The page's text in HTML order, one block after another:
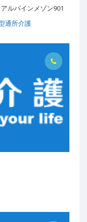
ルパインメゾン901
通所介護